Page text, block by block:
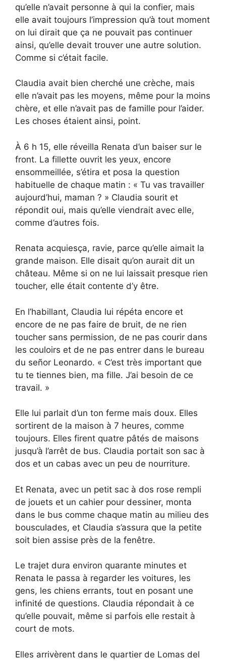
qu’elle n’avait personne à qui la confier, mais
elle avait toujours l’impression qu’à tout moment
on lui dirait que ça ne pouvait pas continuer
ainsi, qu’elle devait trouver une autre solution.
Comme si c’était facile.
Claudia avait bien cherché une crèche, mais
elle n’avait pas les moyens, même pour la moins
chère, et elle n’avait pas de famille pour l’aider.
Les choses étaient ainsi, point.
À 6 h 15, elle réveilla Renata d’un baiser sur le
front. La fillette ouvrit les yeux, encore
ensommeillée, s’étira et posa la question
habituelle de chaque matin : « Tu vas travailler
aujourd’hui, maman ? » Claudia sourit et
répondit oui, mais qu’elle viendrait avec elle,
comme d’autres fois.
Renata acquiesça, ravie, parce qu’elle aimait la
grande maison. Elle disait qu’on aurait dit un
château. Même si on ne lui laissait presque rien
toucher, elle était contente d’y être.
En l’habillant, Claudia lui répéta encore et
encore de ne pas faire de bruit, de ne rien
toucher sans permission, de ne pas courir dans
les couloirs et de ne pas entrer dans le bureau
du señor Leonardo. « C’est très important que
tu te tiennes bien, ma fille. J’ai besoin de ce
travail. »
Elle lui parlait d’un ton ferme mais doux. Elles
sortirent de la maison à 7 heures, comme
toujours. Elles firent quatre pâtés de maisons
jusqu’à l’arrêt de bus. Claudia portait son sac à
dos et un cabas avec un peu de nourriture.
Et Renata, avec un petit sac à dos rose rempli
de jouets et un cahier pour dessiner, monta
dans le bus comme chaque matin au milieu des
bousculades, et Claudia s’assura que la petite
soit bien assise près de la fenêtre.
Le trajet dura environ quarante minutes et
Renata le passa à regarder les voitures, les
gens, les chiens errants, tout en posant une
infinité de questions. Claudia répondait à ce
qu’elle pouvait, même si parfois elle restait à
court de mots.
Elles arrivèrent dans le quartier de Lomas del